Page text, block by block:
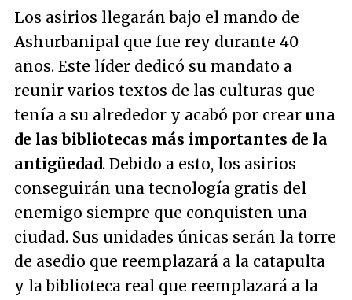
Los asirios llegarán bajo el mando de
Ashurbanipal que fue rey durante 40
años. Este líder dedicó su mandato a
reunir varios textos de las culturas que
tenía a su alrededor y acabó por crear una
de las bibliotecas más importantes de la
antigüedad. Debido a esto, los asirios
conseguirán una tecnología gratis del
enemigo siempre que conquisten una
ciudad. Sus unidades únicas serán la torre
de asedio que reemplazará a la catapulta
y la biblioteca real que reemplazará a la